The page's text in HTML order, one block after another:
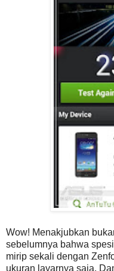
Wow! Menakjubkan
sebelumnya bahwa
mirip sekali dengan
ukuran layarnya saja.